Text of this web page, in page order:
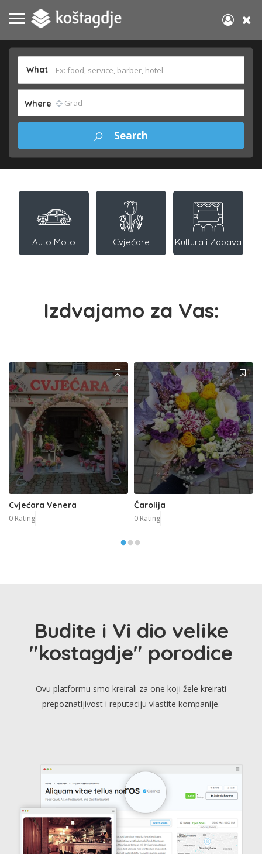
What
Where
Auto Moto Cvjećare Kultura i Zabava
Izdvajamo za Vas:
Cvjećara Venera
0 Rating
Čarolija
0 Rating
Budite i Vi dio velike
"kostagdje" porodice
Ovu platformu smo kreirali za one koji žele kreirati
prepoznatljivost i reputaciju vlastite kompanije.